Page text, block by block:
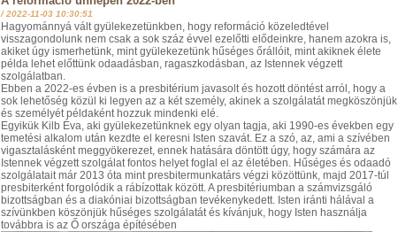
/2022-11-03 10:30:51
Hagyománnyá vált gyülekezetünkben, hogy reformáció közeledtével
visszagondolunk nem csak a sok száz évvel ezelőtti elődeinkre, hanem azokra is,
akiket úgy ismerhetünk, mint gyülekezetünk hűséges őrállóit, mint akiknek élete
példa lehet előttünk odaadásban, ragaszkodásban, az Istennek végzett
szolgálatban.
Ebben a 2022-es évben is a presbitérium javasolt és hozott döntést arról, hogy a
sok lehetőség közül ki legyen az a két személy, akinek a szolgálatát megköszönjük
és személyét példaként hozzuk mindenki elé.
Egyikük Kilb Éva, aki gyülekezetünknek egy olyan tagja, aki 1990-es években egy
temetési alkalom után kezdte el keresni Isten szavát. Ez a szó, az, ami a szívében
vigasztalásként meggyökerezet, ennek hatására döntött úgy, hogy számára az
Istennek végzett szolgálat fontos helyet foglal el az életében. Hűséges és odaadó
szolgálatait már 2013 óta mint presbitermunkatárs végzi közöttünk, majd 2017-túl
presbiterként forgolódik a rábízottak között. A presbitériumban a számvizsgáló
bizottságban és a diakóniai bizottságban tevékenykedett. Isten iránti hálával a
szívünkben köszönjük hűséges szolgálatát és kívánjuk, hogy Isten használja
továbbra is az Ő országa építésében